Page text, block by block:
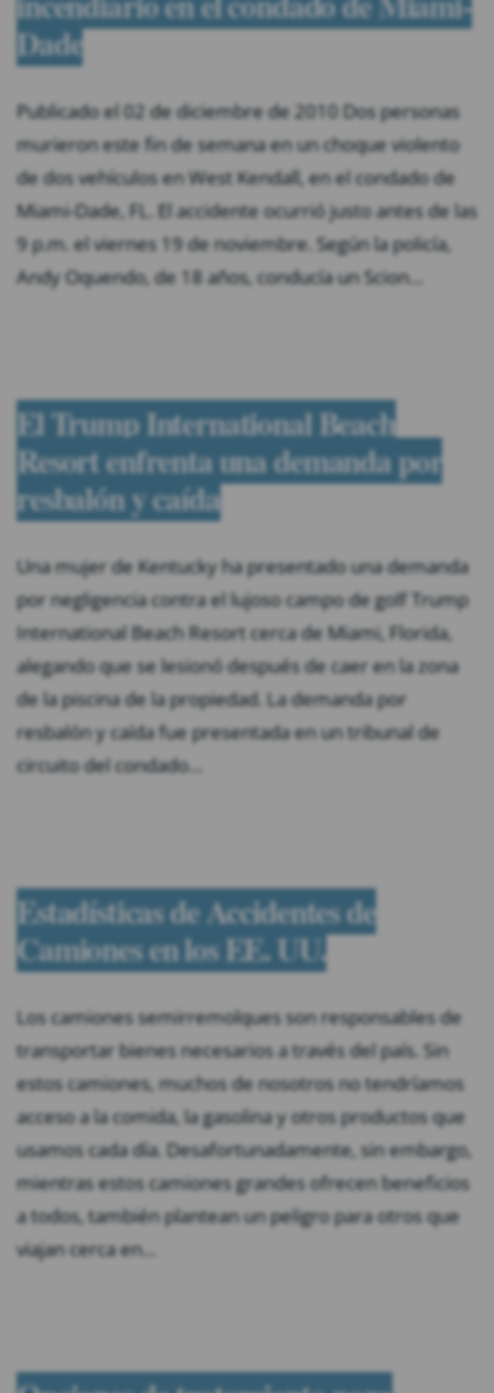
Dade
Publicado el 02 de diciembre de 2010 Dos personas
murieron este fin de semana en un choque violento
de dos vehículos en West Kendall, en el condado de
Miami-Dade, FL. El accidente ocurrió justo antes de las
9 p.m. el viernes 19 de noviembre. Según la policía,
Andy Oquendo, de 18 años, conducía un Scion…
El Trump International Beach
Resort enfrenta una demanda por
resbalón y caída
Una mujer de Kentucky ha presentado una demanda
por negligencia contra el lujoso campo de golf Trump
International Beach Resort cerca de Miami, Florida,
alegando que se lesionó después de caer en la zona
de la piscina de la propiedad. La demanda por
resbalón y caída fue presentada en un tribunal de
circuito del condado…
Estadísticas de Accidentes de
Camiones en los EE. UU.
Los camiones semirremolques son responsables de
transportar bienes necesarios a través del país. Sin
estos camiones, muchos de nosotros no tendríamos
acceso a la comida, la gasolina y otros productos que
usamos cada día. Desafortunadamente, sin embargo,
mientras estos camiones grandes ofrecen beneficios
a todos, también plantean un peligro para otros que
viajan cerca en…